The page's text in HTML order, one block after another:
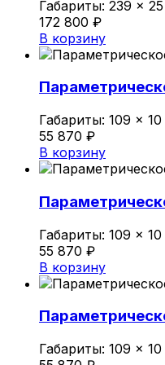
Габариты: 239 ×
172 800 ₽
В корзину
Габариты: 109 ×
55 870 ₽
В корзину
Габариты: 109 ×
55 870 ₽
В корзину
Габариты: 109 ×